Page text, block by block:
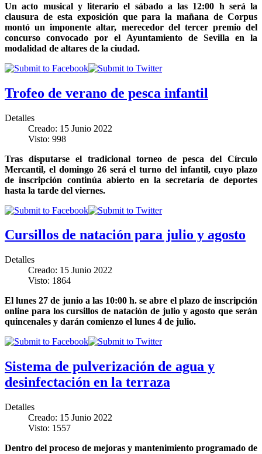
Un acto musical y literario el sábado a las 12:00 h será la
clausura de esta exposición que para la mañana de Corpus
montó un imponente altar, merecedor del tercerpremio del
concurso convocado por el Ayuntamiento de Sevilla en la
modalidad de altares de la ciudad.
Trofeo de verano de pesca infantil
Detalles
Creado: 15 Junio 2022
Visto: 998
Tras disputarse el tradicional torneo de pesca del Círculo
Mercantil, el domingo 26 será el turno del infantil, cuyo plazo
de inscripción continúa abierto en la secretaría de deportes
hasta la tarde del viernes.
Cursillos de natación para julio y agosto
Detalles
Creado: 15 Junio 2022
Visto: 1864
El lunes 27 de junio a las 10:00 h. se abre el plazo de inscripción
online para los cursillos de natación de julio y agosto que serán
quincenales y darán comienzo el lunes 4 de julio.
Sistema de pulverización de agua y
desinfectación en la terraza
Detalles
Creado: 15 Junio 2022
Visto: 1557
Dentro del proceso de mejoras y mantenimiento programado de